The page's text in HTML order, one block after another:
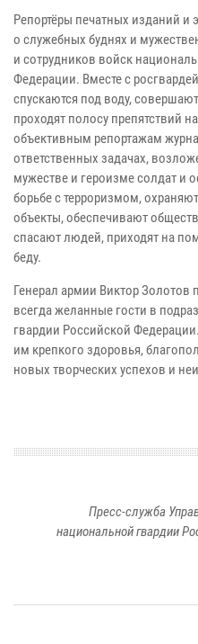
Репортёры печатных изданий
о служебных буднях и
и сотрудников войск
Федерации. Вместе с
спускаются под воду,
проходят полосу препятствий
объективным репортажам
ответственных задачах,
мужестве и героизме солдат и
борьбе с терроризмом,
объекты, обеспечивают
спасают людей, приходят на
беду.
Генерал армии Виктор Золотов
всегда желанные гости в
гвардии Российской
им крепкого здоровья,
новых творческих успехов и
Пресс-служба
национальной гвардии